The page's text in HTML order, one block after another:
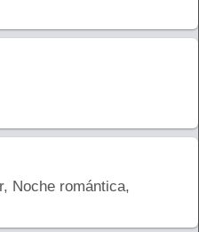
Noche romántica,